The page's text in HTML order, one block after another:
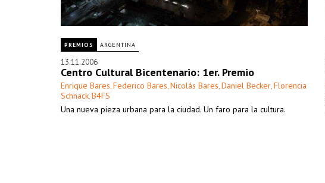
PREMIOS ARGENTINA
13.11.2006
Centro Cultural Bicentenario: 1er. Premio
Enrique Bares, Federico Bares, Nicolás Bares, Daniel Becker, Florencia
Schnack, B4FS
Una nueva pieza urbana para la ciudad. Un faro para la cultura.